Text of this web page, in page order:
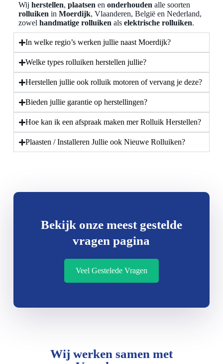
Wij herstellen, plaatsen en onderhouden alle soorten
rolluiken in Moerdijk, Vlaanderen, België en Nederland,
zowel handmatige rolluiken als elektrische rolluiken.
In welke regio’s werken jullie naast Moerdijk?
Welke types rolluiken herstellen jullie?
Herstellen jullie ook rolluik motoren of vervang je deze?
Bieden jullie garantie op herstellingen?
Hoe kan ik een afspraak maken mer Rolluik Herstellen?
Plaasten / Installeren Jullie ook Nieuwe Rolluiken?
Bekijk onze meest gestelde
vragen pagina
Veel Gestelede Vragen
Wij werken samen met